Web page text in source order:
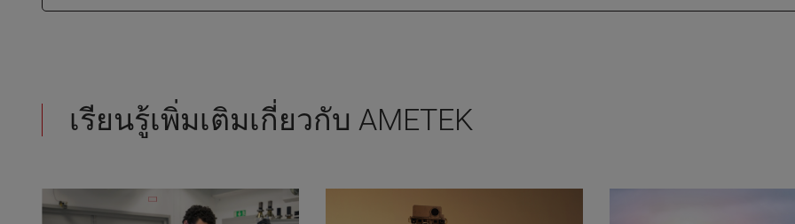
เรียนรู้เพิ่มเติมเกี่ยวกับ AMETEK